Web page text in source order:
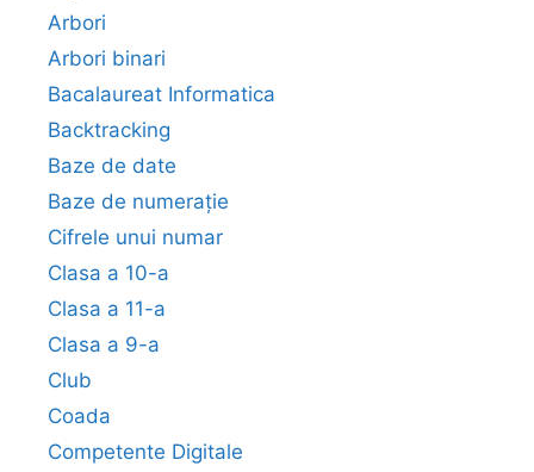
Arbori
Arbori binari
Bacalaureat Informatica
Backtracking
Baze de date
Baze de numerație
Cifrele unui numar
Clasa a 10-a
Clasa a 11-a
Clasa a 9-a
Club
Coada
Competente Digitale